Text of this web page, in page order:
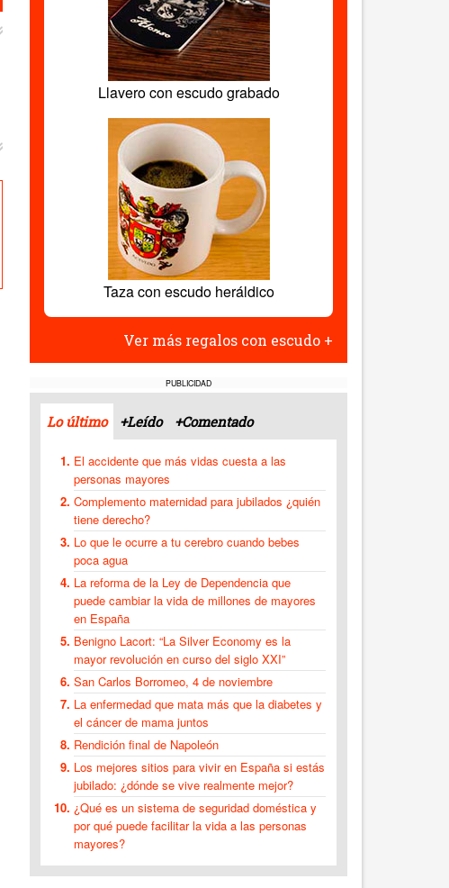
Llavero con escudo grabado
Taza con escudo heráldico
Ver más regalos con escudo +
PUBLICIDAD
Lo último +Leído +Comentado
El accidente que más vidas cuesta a las
personas mayores
Complemento maternidad para jubilados ¿quién
tiene derecho?
Lo que le ocurre a tu cerebro cuando bebes
poca agua
La reforma de la Ley de Dependencia que
puede cambiar la vida de millones de mayores
en España
Benigno Lacort: “La Silver Economy es la
mayor revolución en curso del siglo XXI”
San Carlos Borromeo, 4 de noviembre
La enfermedad que mata más que la diabetes y
el cáncer de mama juntos
Rendición final de Napoleón
Los mejores sitios para vivir en España si estás
jubilado: ¿dónde se vive realmente mejor?
¿Qué es un sistema de seguridad doméstica y
por qué puede facilitar la vida a las personas
mayores?